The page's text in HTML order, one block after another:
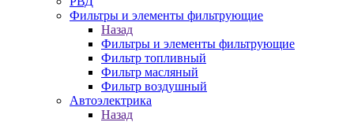
Фильтры и элементы фильтрующие
Назад
Фильтры и элементы фильтрующие
Фильтр топливный
Фильтр масляный
Фильтр воздушный
Автоэлектрика
Назад